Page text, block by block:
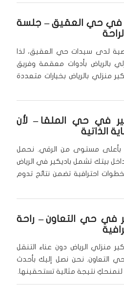
في حي العقيق– جلسة
لدى سيدات حي العقيق، لذا
بالرياض بأدوات معقمة وفريق
منزلي بالرياض بخيارات متعددة
في حي الملقا – لأن
الذاتية
مستوى من الرقي. نحمل
بيتك تشمل باديكير في الرياض
احترافية تضمن نتائج تدوم
في حي التعاون– راحة
منزلي الرياض دون عناء التنقل
التعاون. نحن نصل إليك بأحدث
لنمنحكِ نتيجة مثالية تستحقينها.